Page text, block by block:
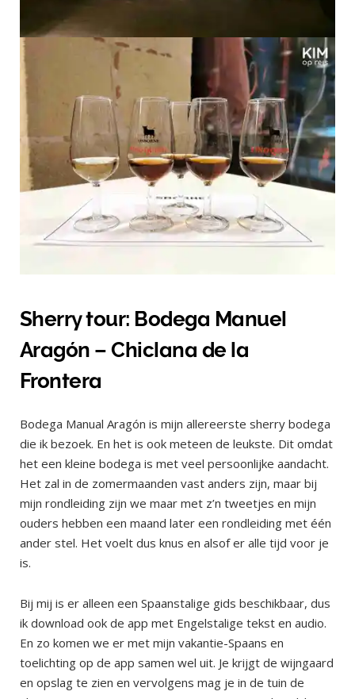
Sherry tour: Bodega Manuel
Aragón – Chiclana de la
Frontera
Bodega Manual Aragón is mijn allereerste sherry bodega
die ik bezoek. En het is ook meteen de leukste. Dit omdat
het een kleine bodega is met veel persoonlijke aandacht.
Het zal in de zomermaanden vast anders zijn, maar bij
mijn rondleiding zijn we maar met z’n tweetjes en mijn
ouders hebben een maand later een rondleiding met één
ander stel. Het voelt dus knus en alsof er alle tijd voor je
is.
Bij mij is er alleen een Spaanstalige gids beschikbaar, dus
ik download ook de app met Engelstalige tekst en audio.
En zo komen we er met mijn vakantie-Spaans en
toelichting op de app samen wel uit. Je krijgt de wijngaard
en opslag te zien en vervolgens mag je in de tuin de